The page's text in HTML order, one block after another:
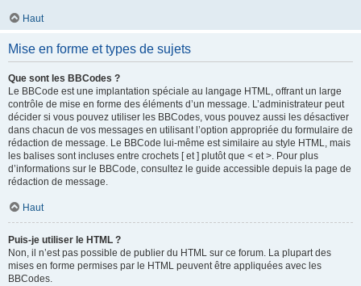
Haut
Mise en forme et types de sujets
Que sont les BBCodes ?
Le BBCode est une implantation spéciale au langage HTML, offrant un large
contrôle de mise en forme des éléments d’un message. L’administrateur peut
décider si vous pouvez utiliser les BBCodes, vous pouvez aussi les désactiver
dans chacun de vos messages en utilisant l’option appropriée du formulaire de
rédaction de message. Le BBCode lui-même est similaire au style HTML, mais
les balises sont incluses entre crochets [ et ] plutôt que < et >. Pour plus
d’informations sur le BBCode, consultez le guide accessible depuis la page de
rédaction de message.
Haut
Puis-je utiliser le HTML ?
Non, il n’est pas possible de publier du HTML sur ce forum. La plupart des
mises en forme permises par le HTML peuvent être appliquées avec les
BBCodes.